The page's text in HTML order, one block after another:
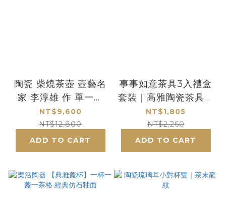
陶瓷 柴燒茶壺 壺藝名
家 李淳雄 作 單一作
品-孤品NO.I
NT$9,600
NT$12,800
ADD TO CART
事事如意茶具3入禮盒
套裝｜高雅陶瓷茶具禮
盒推薦 送禮首選
NT$1,805
NT$2,260
ADD TO CART